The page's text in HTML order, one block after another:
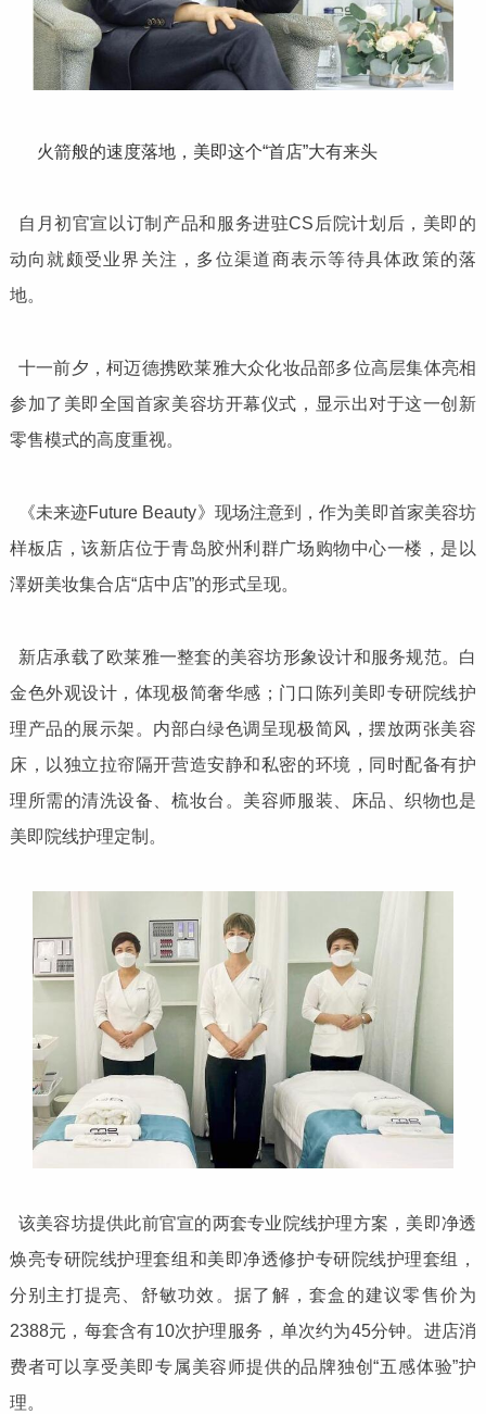
火箭般的速度落地，美即这个“首店”大有来头
自月初官宣以订制产品和服务进驻CS后院计划后，美即的
动向就颇受业界关注，多位渠道商表示等待具体政策的落
地。
十一前夕，柯迈德携欧莱雅大众化妆品部多位高层集体亮相
参加了美即全国首家美容坊开幕仪式，显示出对于这一创新
零售模式的高度重视。
《未来迹Future Beauty》现场注意到，作为美即首家美容坊
样板店，该新店位于青岛胶州利群广场购物中心一楼，是以
澤妍美妆集合店“店中店”的形式呈现。
新店承载了欧莱雅一整套的美容坊形象设计和服务规范。白
金色外观设计，体现极简奢华感；门口陈列美即专研院线护
理产品的展示架。内部白绿色调呈现极简风，摆放两张美容
床，以独立拉帘隔开营造安静和私密的环境，同时配备有护
理所需的清洗设备、梳妆台。美容师服装、床品、织物也是
美即院线护理定制。
该美容坊提供此前官宣的两套专业院线护理方案，美即净透
焕亮专研院线护理套组和美即净透修护专研院线护理套组，
分别主打提亮、舒敏功效。据了解，套盒的建议零售价为
2388元，每套含有10次护理服务，单次约为45分钟。进店消
费者可以享受美即专属美容师提供的品牌独创“五感体验”护
理。